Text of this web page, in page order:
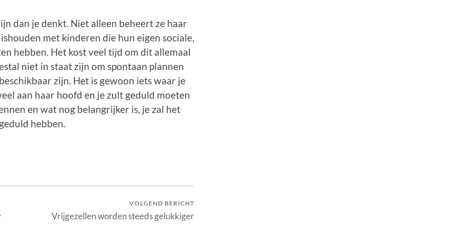
dan je denkt. Niet alleen beheert ze haar
met kinderen die hun eigen sociale,
hebben. Het kost veel tijd om dit allemaal
niet in staat zijn om spontaan plannen
zijn. Het is gewoon iets waar je
aan haar hoofd en je zult geduld moeten
en wat nog belangrijker is, je zal het
hebben.
VOLGEND BERICHT
Vrijgezellen worden steeds gelukkiger